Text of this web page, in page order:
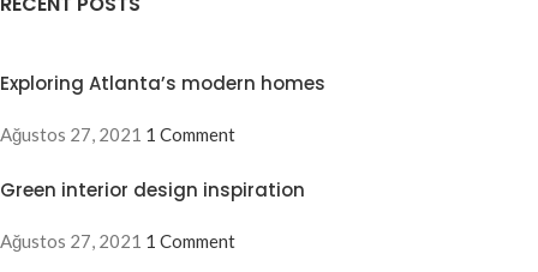
Exploring Atlanta’s modern homes
Ağustos 27, 2021 1 Comment
Green interior design inspiration
Ağustos 27, 2021 1 Comment